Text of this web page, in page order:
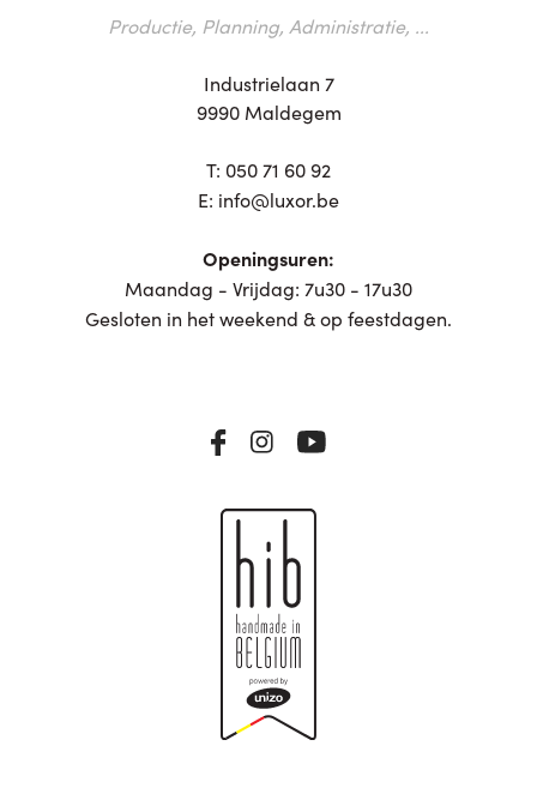
Productie, Planning, Administratie, ...
Industrielaan 7
9990 Maldegem
T: 050 71 60 92
E: info@luxor.be
Openingsuren:
Maandag - Vrijdag: 7u30 - 17u30
Gesloten in het weekend & op feestdagen.